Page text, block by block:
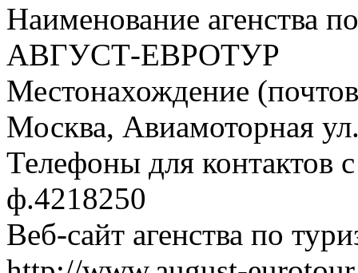
Наименование агенства
АВГУСТ-ЕВРОТУР
Местонахождение
Москва, Авиамоторная
Телефоны для контактов
ф.4218250
Веб-сайт агенства по